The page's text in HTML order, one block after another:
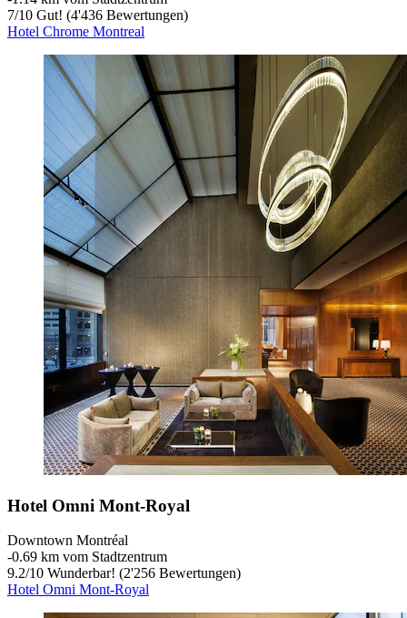
7/10 Gut! (4'436 Bewertungen)
Hotel Chrome Montreal
Hotel Omni Mont-Royal
Downtown Montréal
‐0.69 km vom Stadtzentrum
9.2/10 Wunderbar! (2'256 Bewertungen)
Hotel Omni Mont-Royal